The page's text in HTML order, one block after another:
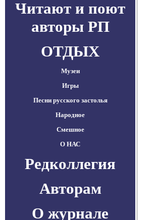
Читают и поют
авторы РП
ОТДЫХ
Музеи
Игры
Песни русского застолья
Народное
Смешное
О НАС
Редколлегия
Авторам
О журнале